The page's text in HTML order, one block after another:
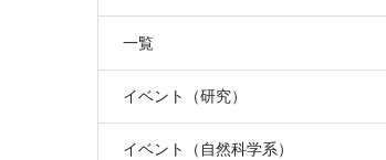
一覧
イベント（研究）
イベント（自然科学系）